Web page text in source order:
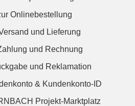
Onlinebestellung
und Lieferung
und Rechnung
und Reklamation
& Kundenkonto-ID
Projekt-Marktplatz